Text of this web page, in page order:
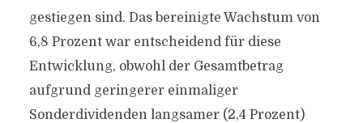
gestiegen sind. Das bereinigte Wachstum von
6,8 Prozent war entscheidend für diese
Entwicklung, obwohl der Gesamtbetrag
aufgrund geringerer einmaliger
Sonderdividenden langsamer (2,4 Prozent)